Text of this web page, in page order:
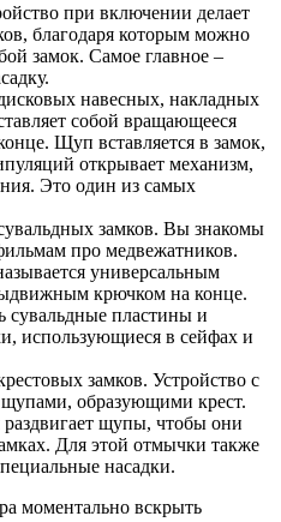
при включении делает
благодаря которым можно
замок. Самое главное –
навесных, накладных
собой вращающееся
Щуп вставляется в замок,
открывает механизм,
Это один из самых
замков. Вы знакомы
про медвежатников.
универсальным
крючком на конце.
сувальдные пластины и
использующиеся в сейфах и
замков. Устройство с
образующими крест.
щупы, чтобы они
Для этой отмычки также
насадки.
моментально вскрыть